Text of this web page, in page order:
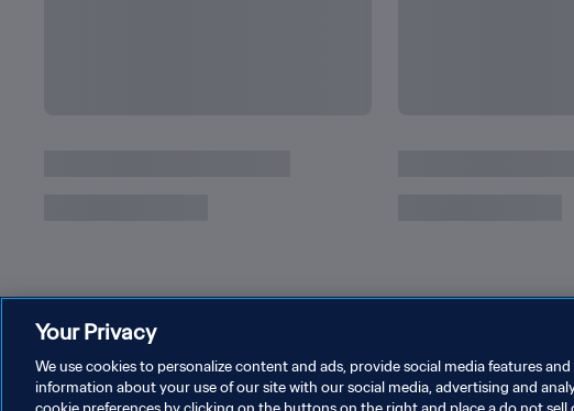
Your Privacy
We use cookies to personalize content and ads, provide social media features
information about your use of our site with our social media, advertising and